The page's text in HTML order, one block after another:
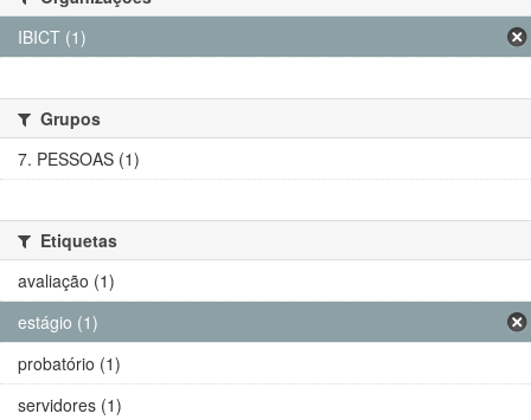
IBICT (1)
Grupos
7. PESSOAS (1)
Etiquetas
avaliação (1)
estágio (1)
probatório (1)
servidores (1)